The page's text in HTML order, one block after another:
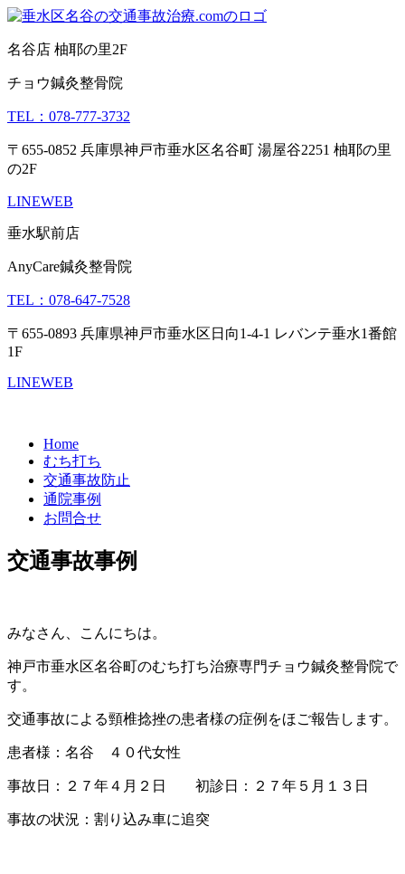
名谷店 柚耶の里2F
チョウ鍼灸整骨院
TEL：078-777-3732
〒655-0852 兵庫県神戸市垂水区名谷町 湯屋谷2251 柚耶の里
の2F
LINEWEB
垂水駅前店
AnyCare鍼灸整骨院
TEL：078-647-7528
〒655-0893 兵庫県神戸市垂水区日向1-4-1 レバンテ垂水1番館
1F
LINEWEB
Home
むち打ち
交通事故防止
通院事例
お問合せ
交通事故事例
みなさん、こんにちは。
神戸市垂水区名谷町のむち打ち治療専門チョウ鍼灸整骨院で
す。
交通事故による頸椎捻挫の患者様の症例をほご報告します。
患者様：名谷 ４０代女性
事故日：２７年４月２日 初診日：２７年５月１３日
事故の状況：割り込み車に追突